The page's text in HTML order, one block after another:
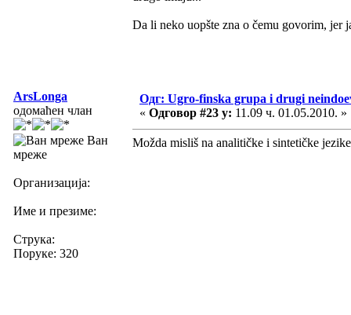
Da li neko uopšte zna o čemu govorim, jer
ArsLonga
одомаћен члан
Ван
мреже
Организација:
Име и презиме:
Струка:
Поруке: 320
Одг: Ugro-finska grupa i drugi
« Одговор #23 у: 11.09 ч. 01.05.2010. »
Možda misliš na analitičke i sintetičke